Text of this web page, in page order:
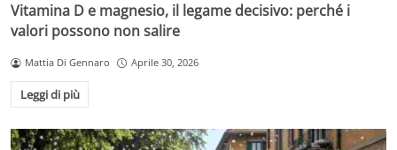
Vitamina D e magnesio, il legame decisivo: perché i
valori possono non salire
Mattia Di Gennaro Aprile 30, 2026
Leggi di più